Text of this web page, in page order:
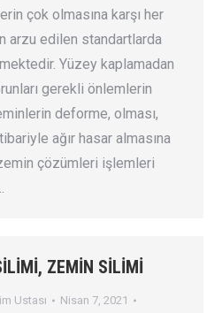
çok olmasına karşı her
arzu edilen standartlarda
Yüzey kaplamadan
gerekli önlemlerin
deforme, olması,
ağır hasar almasına
çözümleri işlemleri
ZEMİN SİLİMİ
Ustası
Nisan 7, 2021